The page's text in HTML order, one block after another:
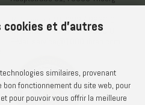
Téléphone
+49 7722 / 9630-0
WhatsApp +49 7722 / 9630-0
cookies et d'autres
similaires, provenant
fonctionnement du site web, pour
pour pouvoir vous offrir la meilleure